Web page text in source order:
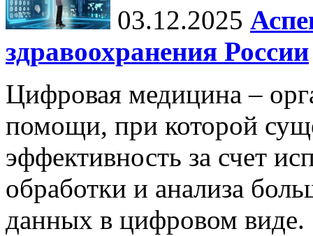
03.12.2025
здравоохранения России
Цифровая медицина –
помощи, при которой
эффективность за счет
обработки и анализа
данных в цифровом виде.